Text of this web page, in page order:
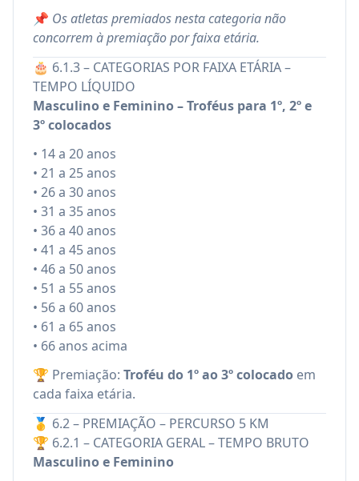
📌 Os atletas premiados nesta categoria não
concorrem à premiação por faixa etária.
🎂 6.1.3 – CATEGORIAS POR FAIXA ETÁRIA –
TEMPO LÍQUIDO
Masculino e Feminino – Troféus para 1º, 2º e
3º colocados
• 14 a 20 anos
• 21 a 25 anos
• 26 a 30 anos
• 31 a 35 anos
• 36 a 40 anos
• 41 a 45 anos
• 46 a 50 anos
• 51 a 55 anos
• 56 a 60 anos
• 61 a 65 anos
• 66 anos acima
🏆 Premiação: Troféu do 1º ao 3º colocado em
cada faixa etária.
🥇 6.2 – PREMIAÇÃO – PERCURSO 5 KM
🏆 6.2.1 – CATEGORIA GERAL – TEMPO BRUTO
Masculino e Feminino